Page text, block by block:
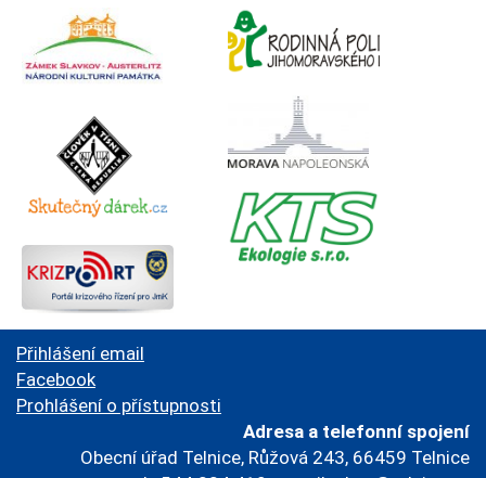
Přihlášení email
Facebook
Prohlášení o přístupnosti
Adresa a telefonní spojení
Obecní úřad Telnice, Růžová 243, 66459 Telnice